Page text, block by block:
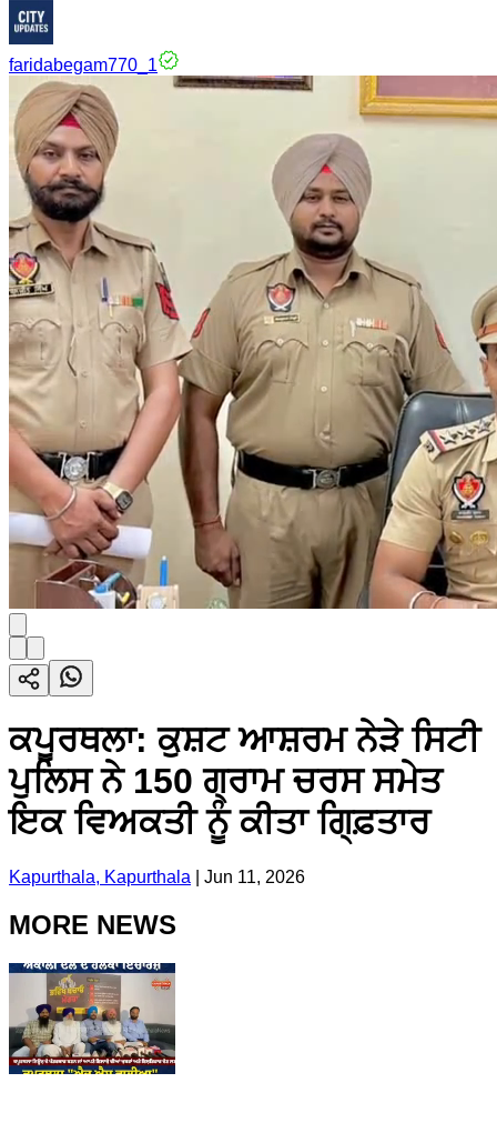
faridabegam770_1
ਕਪੂਰਥਲਾ: ਕੁਸ਼ਟ ਆਸ਼ਰਮ ਨੇੜੇ ਸਿਟੀ
ਪੁਲਿਸ ਨੇ 150 ਗ੍ਰਾਮ ਚਰਸ ਸਮੇਤ
ਇਕ ਵਿਅਕਤੀ ਨੂੰ ਕੀਤਾ ਗਿ੍ਫ਼ਤਾਰ
Kapurthala, Kapurthala Jun 11, 2026
MORE NEWS